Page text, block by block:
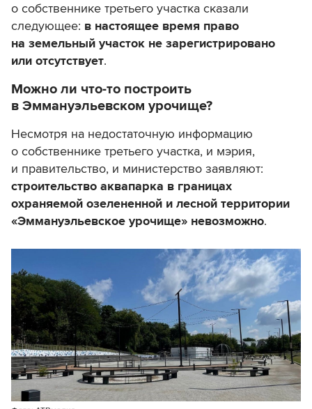
о собственнике третьего участка сказали
следующее: в настоящее время право
на земельный участок не зарегистрировано
или отсутствует.
Можно ли что-то построить
в Эммануэльевском урочище?
Несмотря на недостаточную информацию
о собственнике третьего участка, и мэрия,
и правительство, и министерство заявляют:
строительство аквапарка в границах
охраняемой озелененной и лесной территории
«Эммануэльевское урочище» невозможно.